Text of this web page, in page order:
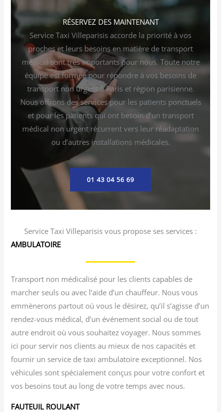
RÉSERVEZ DES MAINTENANT
Service Taxi Villeparisis accorde la priorité à vos
proches et leurs besoins en matière de transport
médical sont très importants pour nous. Toute notre
équipe est formée pour répondre à vos besoins de
transport non urgent à Paris et région parisienne.
Nous offrons des services pour les patients ponctuels
et pour les patients qui ont besoin d’un transport
médical non urgent récurrent vers leur réadaptation
ou d’autres installations médicales.
01 43 04 56 69
Service Taxi Villeparisis vous propose ses services :
AMBULATOIRE
Transport non médicalisé pour les clients capables de
marcher seuls ou avec l’aide d’un chauffeur. Nous vous
emmènerons partout où vous le désirez, qu’il s’agisse d’un
rendez-vous médical, d’un événement social ou de tout
autre endroit où vous souhaitez voyager. Nous sommes
ici pour servir nos clients au mieux de nos capacités et
fournir un service de taxi ambulatoire exceptionnel. Nos
véhicules sont spécialement conçus pour votre confort et
vos besoins tout au long de votre temps avec nous.
FAUTEUIL ROULANT